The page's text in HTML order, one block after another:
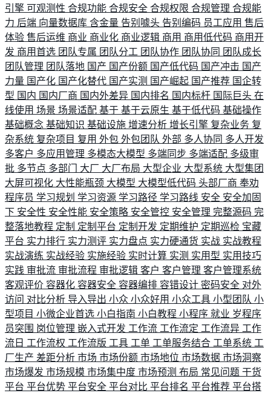
引擎 可观测性 合规功能 合规安全 合规权限 合规管理 合规能
力 后端 向量数据库 含金量 告别噱头 告别编码 员工应用 售后
体验 售后运维 商业 商业化 商业逻辑 商用 商用低代码 商用开
发 商用首选 团队专属 团队分工 团队协作 团队协同 团队成长
团队管理 团队落地 国产 国产份额 国产低代码 国产冲击 国产
力量 国产化 国产化替代 国产实测 国产崛起 国产推荐 国企转
型 国内 国内厂商 国内外差异 国内排名 国内标杆 国际巨头 在
线使用 场景 场景适配 基于 基于云原生 基于低代码 基础操作
基础概念 基础知识 基础设施 增速分析 增长引擎 复杂业务 复
杂系统 复杂项目 复用 外包 外包团队 外部 多人协同 多人开发
多客户 多应用管理 多模态大模型 多端同步 多端适配 多级审
批 多节点 多部门 大厂 大厂布局 大型企业 大型系统 大型集团
大屏可视化 大性能瓶颈 大模型 大模型低代码 头部厂商 奉劝
程序员 学习规划 学习资源 学习路径 学习路线 安全 安全加固
下 安全性 安全性能 安全策略 安全管控 安全管理 完整源码 完
整落地教程 定制 定制平台 定制开发 定期维护 定期巡检 宝藏
平台 实力排行 实力测评 实力盘点 实力硬通货 实战 实战教程
实战演练 实战经验 实施经验 实时计算 实测 实用型 实用技巧
实践 审批流 审批流程 审批逻辑 客户 客户管理 客户管理系统
客观评价 容器化 容器安全 容器编排 容错设计 密码安全 对外
访问 对比分析 导入导出 小众 小众好用 小众工具 小型团队 小
型项目 小微企业首选 小白指南 小白教程 小程序 就业 岁程序
员突围 岗位管理 嵌入式开发 工作流 工作流定 工作流异 工作
流日 工作流权 工作流版 工具 工单 工单服务结合 工单系统 工
厂生产 差距分析 市场 市场份额 市场地位 市场数据 市场洞察
市场爆发 市场规模 市场集中度 市场预测 布局 常见问题 干货
平台 平台优势 平台安全 平台对比 平台排名 平台推荐 平台搭